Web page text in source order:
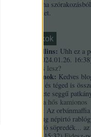
érdekében néha
kommentelőket.
Friss topikok
necrophil collins: Uhh ez a
2024.01.26. 16:38
többség kevés lesz?
Custertábornok: Kedves
kurvaanyádat és téged is
ezekkel a fekete seggű
Árpi, a hős kamionos
kiskutyauto: Az
arrogáns hazug népirtó
országromboló söpredék...